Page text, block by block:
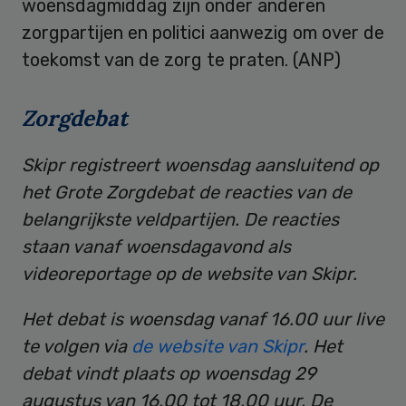
woensdagmiddag zijn onder anderen
zorgpartijen en politici aanwezig om over de
toekomst van de zorg te praten. (ANP)
Zorgdebat
Skipr registreert woensdag aansluitend op
het Grote Zorgdebat de reacties van de
belangrijkste veldpartijen. De reacties
staan vanaf woensdagavond als
videoreportage op de website van Skipr.
Het debat is woensdag vanaf 16.00 uur live
te volgen via de website van Skipr. Het
debat vindt plaats op woensdag 29
augustus van 16.00 tot 18.00 uur. De